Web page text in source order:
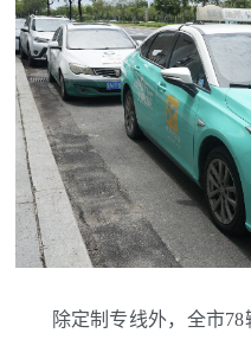
除定制专线外，全市78